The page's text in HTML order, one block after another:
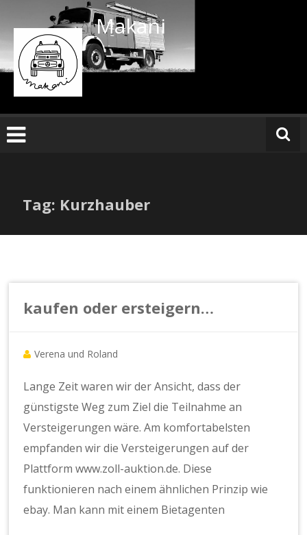
springen
Makani
Tag: Kurzhauber
kaufen oder ersteigern…
Verena und Roland
Lange Zeit waren wir der Ansicht, dass der
günstigste Weg zum Ziel die Teilnahme an
Versteigerungen wäre. Am komfortabelsten
empfanden wir die Versteigerungen auf der
Plattform www.zoll-auktion.de. Diese
funktionieren nach einem ähnlichen Prinzip wie
ebay. Man kann mit einem Bietagenten